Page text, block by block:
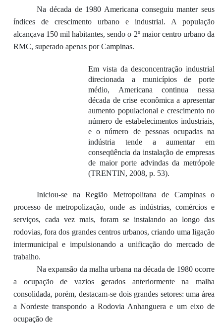
Na década de 1980 Americana conseguiu manter seus
índices de crescimento urbano e industrial.
A população
alcançava 1 50 mil habitantes, sendo o 2º maior centro urbano da
RMC, superado apenas por Campinas.
Em vista da desconcentração industrial
direcionada a municípios de porte
médio, Americana continua nessa
década de crise econômica a apresentar
aumento populacional e crescimento no
número de estabelecimentos industriais,
e o número de pessoas ocupadas na
indústria tende a aumentar em
conseqüência da instalação de empresas
de maior porte advindas da metrópole
(TRENTIN, 2008, p. 53).
Iniciou-se na Região Metropolitana de Campinaso
processo de metropolização, onde as indústrias, comércios e
serviços, cada vez mais, foram se instalando ao longo das
rodovias, fora dos grandes centros urbanos, criando uma ligação
intermunicipal e impulsionando a unificação do mercado de
trabalho.
Na expansão da malha urbana na década de 1980 ocorre
a ocupação de vazios gerados anteriormente na malha
consolidada, porém, destacam-se dois grandes setores:uma área
a Nordeste transpondo a Rodovia Anhanguera e um eixo de
ocupação de